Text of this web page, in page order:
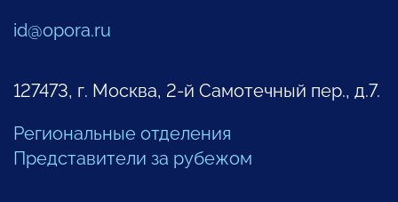
id@opora.ru
127473, г. Москва, 2-й Самотечный пер., д.7.
Региональные отделения
Представители за рубежом